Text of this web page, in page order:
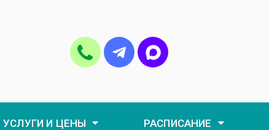
УСЛУГИ И ЦЕНЫ РАСПИСАНИЕ